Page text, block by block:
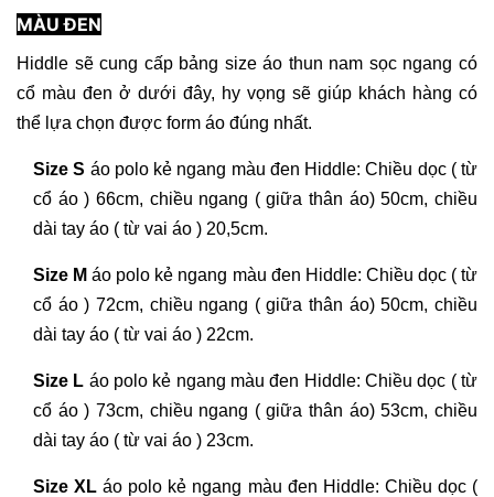
MÀU ĐEN
Hiddle sẽ cung cấp bảng size áo thun nam sọc ngang có
cổ màu đen ở dưới đây, hy vọng sẽ giúp khách hàng có
thể lựa chọn được form áo đúng nhất.
Size S áo polo kẻ ngang màu đen Hiddle: Chiều dọc ( từ
cổ áo ) 66cm, chiều ngang ( giữa thân áo) 50cm, chiều
dài tay áo ( từ vai áo ) 20,5cm.
Size M áo polo kẻ ngang màu đen Hiddle: Chiều dọc ( từ
cổ áo ) 72cm, chiều ngang ( giữa thân áo) 50cm, chiều
dài tay áo ( từ vai áo ) 22cm.
Size L áo polo kẻ ngang màu đen Hiddle: Chiều dọc ( từ
cổ áo ) 73cm, chiều ngang ( giữa thân áo) 53cm, chiều
dài tay áo ( từ vai áo ) 23cm.
Size XL áo polo kẻ ngang màu đen Hiddle: Chiều dọc (